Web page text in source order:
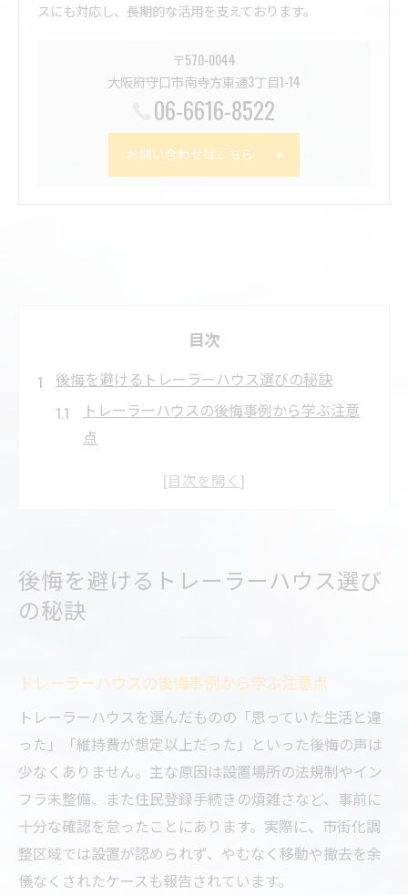
スにも対応し、長期的な活用を支えております。
〒570-0044
大阪府守口市南寺方東通3丁目1-14
06-6616-8522
お問い合わせはこちら
目次
後悔を避けるトレーラーハウス選びの秘訣
トレーラーハウスの後悔事例から学ぶ注意
点
トレーラーハウスのデメリットを見極める
方法
トレーラーハウス生活が後悔につながる理
トレーラーハウスの風呂トイレ付きモデル
の課題
実際に起こるトレーラーハウス生活の失敗
例
後悔を避けるトレーラーハウス選び
の秘訣
トレーラーハウスの後悔事例から学ぶ注意点
トレーラーハウスを選んだものの「思っていた生活と違
った」「維持費が想定以上だった」といった後悔の声は
少なくありません。主な原因は設置場所の法規制やイン
フラ未整備、また住民登録手続きの煩雑さなど、事前に
十分な確認を怠ったことにあります。実際に、市街化調
整区域では設置が認められず、やむなく移動や撤去を余
儀なくされたケースも報告されています。